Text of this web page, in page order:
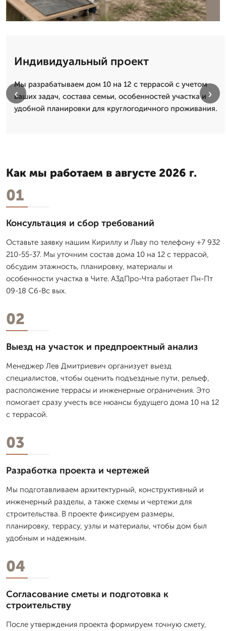
Индивидуальный проект
Мы разрабатываем дом 10 на 12 с террасой с учетом
ваших задач, состава семьи, особенностей участка и
удобной планировки для круглогодичного проживания.
‹ ›
Как мы работаем в августе 2026 г.
01
Консультация и сбор требований
Оставьте заявку нашим Кириллу и Льву по телефону +7 932
210-55-37. Мы уточним состав дома 10 на 12 с террасой,
обсудим этажность, планировку, материалы и
особенности участка в Чите. А3дПро-Чта работает Пн-Пт
09-18 Сб-Вс вых.
02
Выезд на участок и предпроектный анализ
Менеджер Лев Дмитpиевич организует выезд
специалистов, чтобы оценить подъездные пути, рельеф,
расположение террасы и инженерные ограничения. Это
помогает сразу учесть все нюансы будущего дома 10 на 12
с террасой.
03
Разработка проекта и чертежей
Мы подготавливаем архитектурный, конструктивный и
инженерный разделы, а также схемы и чертежи для
строительства. В проекте фиксируем размеры,
планировку, террасу, узлы и материалы, чтобы дом был
удобным и надежным.
04
Согласование сметы и подготовка к
строительству
После утверждения проекта формируем точную смету,